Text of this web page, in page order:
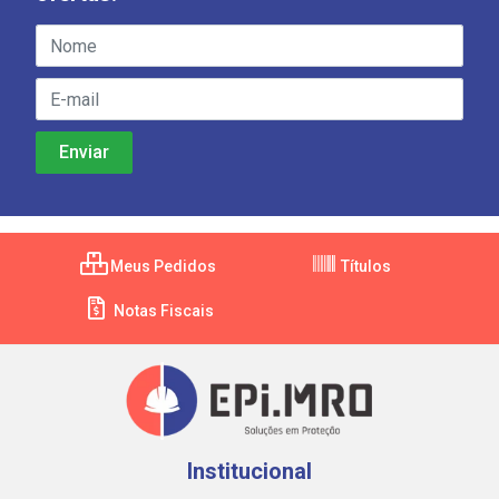
Meus Pedidos Títulos
Notas Fiscais
Institucional